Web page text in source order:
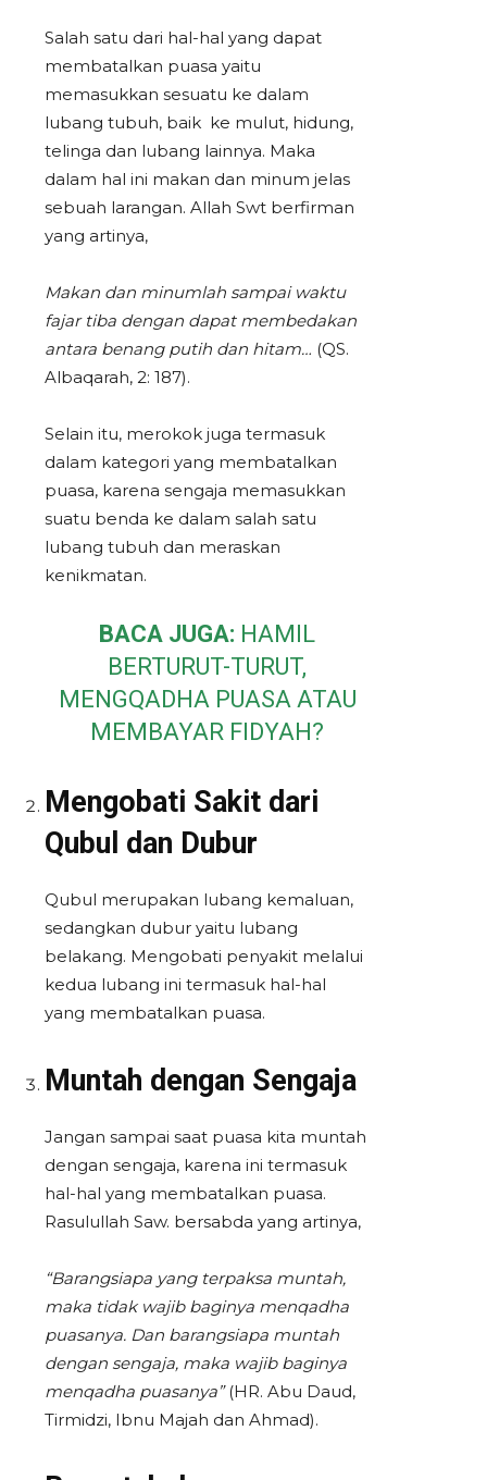
Salah satu dari hal-hal yang dapat
membatalkan puasa yaitu
memasukkan sesuatu ke dalam
lubang tubuh, baik ke mulut, hidung,
telinga dan lubang lainnya. Maka
dalam hal ini makan dan minum jelas
sebuah larangan. Allah Swt berfirman
yang artinya,
Makan dan minumlah sampai waktu
fajar tiba dengan dapat membedakan
antara benang putih dan hitam… (QS.
Albaqarah, 2: 187).
Selain itu, merokok juga termasuk
dalam kategori yang membatalkan
puasa, karena sengaja memasukkan
suatu benda ke dalam salah satu
lubang tubuh dan meraskan
kenikmatan.
BACA JUGA: HAMIL
BERTURUT-TURUT,
MENGQADHA PUASA ATAU
MEMBAYAR FIDYAH?
Mengobati Sakit dari
Qubul dan Dubur
Qubul merupakan lubang kemaluan,
sedangkan dubur yaitu lubang
belakang. Mengobati penyakit melalui
kedua lubang ini termasuk hal-hal
yang membatalkan puasa.
Muntah dengan Sengaja
Jangan sampai saat puasa kita muntah
dengan sengaja, karena ini termasuk
hal-hal yang membatalkan puasa.
Rasulullah Saw. bersabda yang artinya,
“Barangsiapa yang terpaksa muntah,
maka tidak wajib baginya menqadha
puasanya. Dan barangsiapa muntah
dengan sengaja, maka wajib baginya
menqadha puasanya” (HR. Abu Daud,
Tirmidzi, Ibnu Majah dan Ahmad).